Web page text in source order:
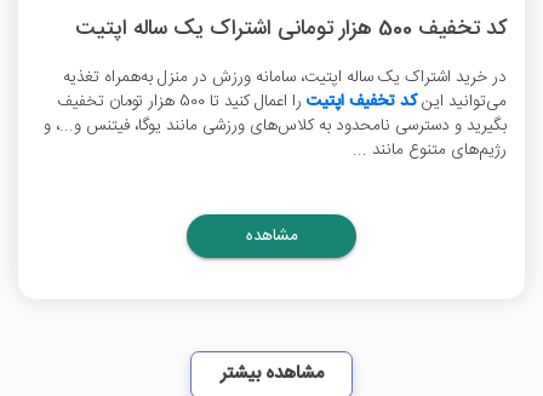
کد تخفیف 500 هزار تومانی اشتراک یک ساله اپتیت
در خرید اشتراک یک ساله اپتیت، سامانه ورزش در منزل به‌همراه تغذیه
می‌توانید اینکد تخفیف اپتیت
را اعمال کنید تا 500 هزار تومان تخفیف
بگیرید و دسترسی نامحدود به کلاس‌های ورزشی مانند یوگا، فیتنس و...، و
رژیم‌های متنوع مانند ...
مشاهده
مشاهده بیشتر